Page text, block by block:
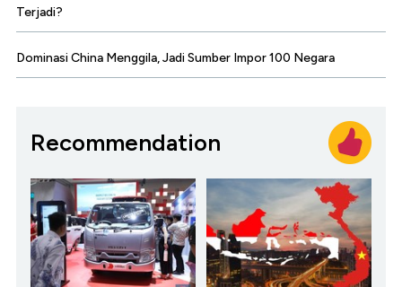
Terjadi?
Dominasi China Menggila, Jadi Sumber Impor 100 Negara
Recommendation